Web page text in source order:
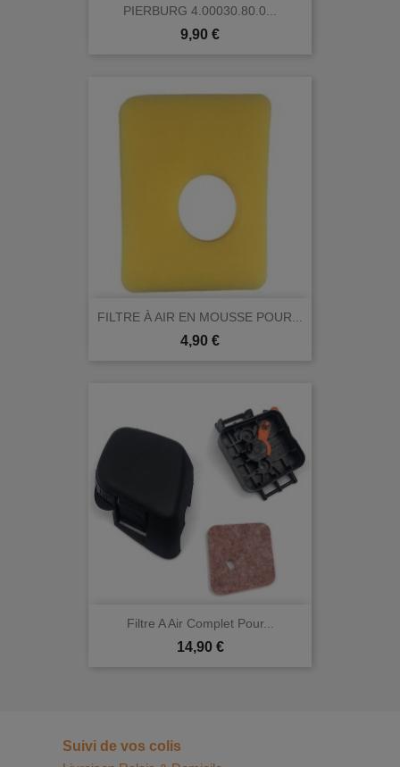
PIERBURG 4.00030.80.0...
Prix
9,90 €
FILTRE À AIR EN MOUSSE POUR...
Prix
4,90 €
Filtre A Air Complet Pour...
Prix
14,90 €
Suivi de vos colis